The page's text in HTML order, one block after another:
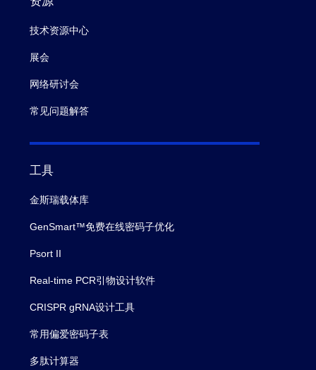
技术资源中心
展会
网络研讨会
常见问题解答
工具
金斯瑞载体库
GenSmart™免费在线密码子优化
Psort II
Real-time PCR引物设计软件
CRISPR gRNA设计工具
常用偏爱密码子表
多肽计算器